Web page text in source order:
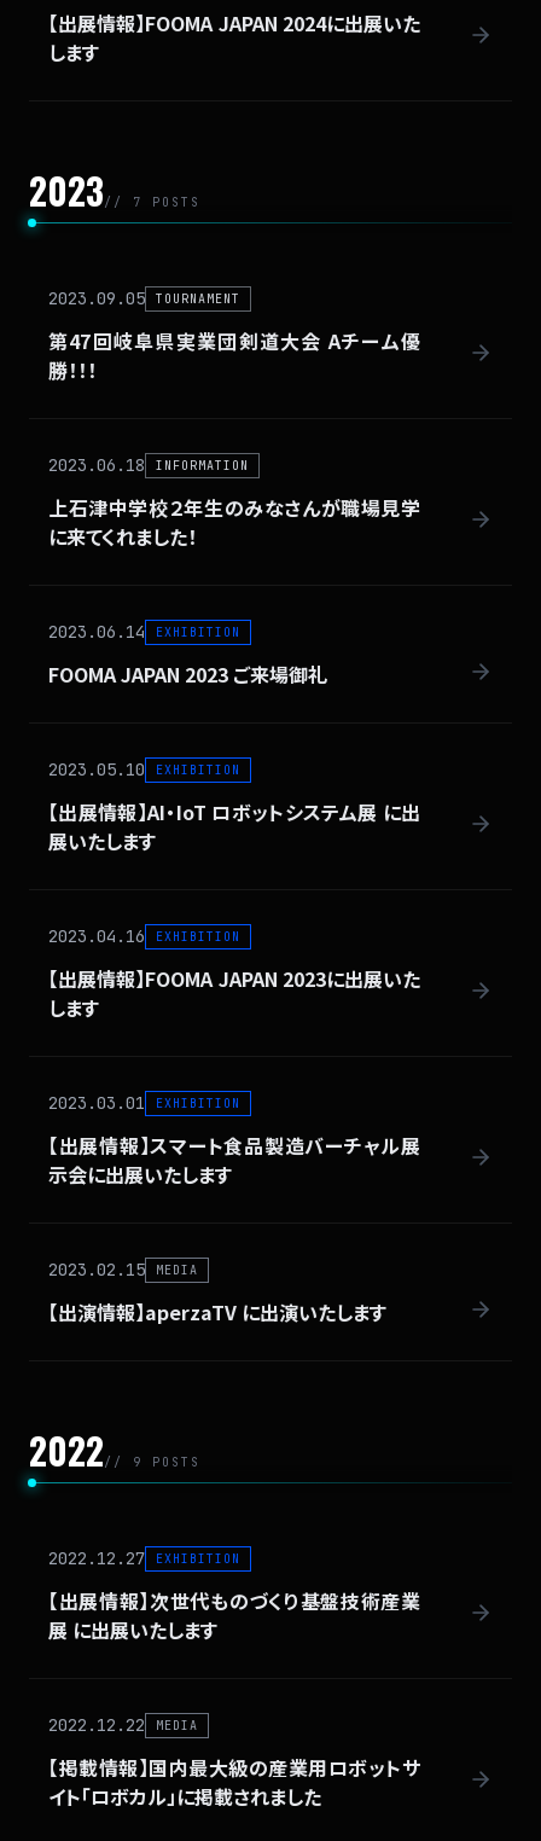
【出展情報】FOOMA JAPAN 2024に出展いた
します
2023// 7 POSTS
2023.09.05 TOURNAMENT
第47回岐阜県実業団剣道大会 Aチーム優
勝！！！
2023.06.18 INFORMATION
上石津中学校２年生のみなさんが職場見学
に来てくれました！
2023.06.14 EXHIBITION
FOOMA JAPAN 2023 ご来場御礼
2023.05.10 EXHIBITION
【出展情報】AI・IoT ロボットシステム展 に出
展いたします
2023.04.16 EXHIBITION
【出展情報】FOOMA JAPAN 2023に出展いた
します
2023.03.01 EXHIBITION
【出展情報】スマート食品製造バーチャル展
示会に出展いたします
2023.02.15 MEDIA
【出演情報】aperzaTV に出演いたします
2022// 9 POSTS
2022.12.27 EXHIBITION
【出展情報】次世代ものづくり基盤技術産業
展 に出展いたします
2022.12.22 MEDIA
【掲載情報】国内最大級の産業用ロボットサ
イト「ロボカル」に掲載されました